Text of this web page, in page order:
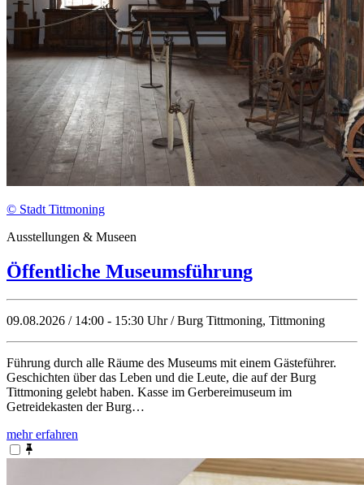
© Stadt Tittmoning
Ausstellungen & Museen
Öffentliche Museumsführung
09.08.2026 / 14:00 - 15:30 Uhr / Burg Tittmoning, Tittmoning
Führung durch alle Räume des Museums mit einem Gästeführer.
Geschichten über das Leben und die Leute, die auf der Burg
Tittmoning gelebt haben. Kasse im Gerbereimuseum im
Getreidekasten der Burg…
mehr erfahren